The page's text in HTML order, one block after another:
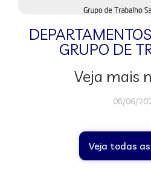
GRUPO DE
Veja mais
08/06/
Veja todas